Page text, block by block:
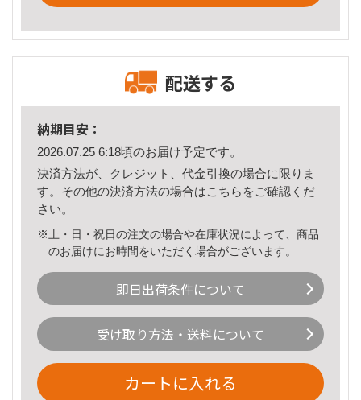
配送する
納期目安：
2026.07.25 6:18頃のお届け予定です。
決済方法が、クレジット、代金引換の場合に限りま
す。その他の決済方法の場合はこちら をご確認くだ
さい。
※土・日・祝日の注文の場合や在庫状況によって、商品
のお届けにお時間をいただく場合がございます。
即日出荷条件について
受け取り方法・送料について
カートに入れる